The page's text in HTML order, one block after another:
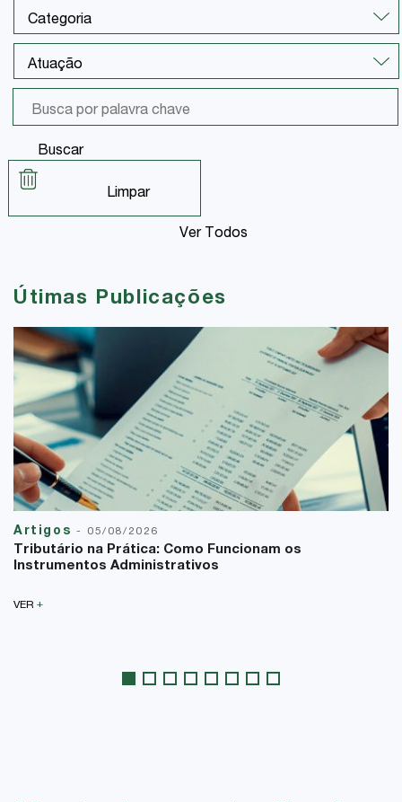
Buscar
Limpar
Ver Todos
Útimas Publicações
Artigos - 05/08/2026
Tributário na Prática: Como Funcionam os
Instrumentos Administrativos
VER +